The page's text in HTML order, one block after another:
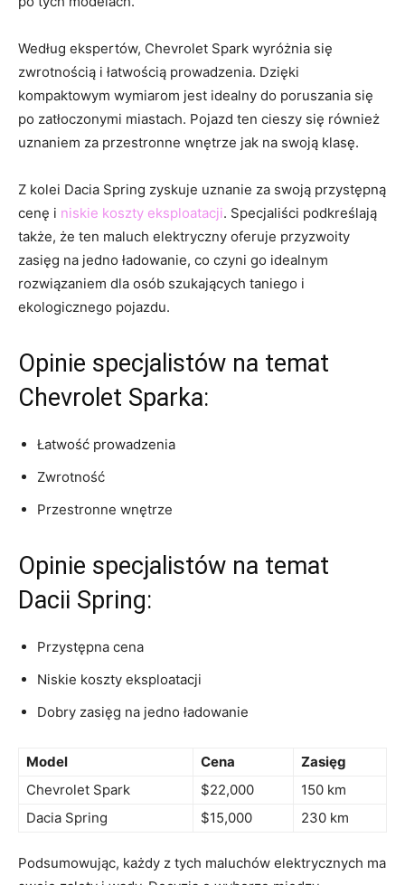
Według ​ekspertów, ​Chevrolet Spark wyróżnia⁣ się
⁣zwrotnością i łatwością prowadzenia.​ Dzięki
kompaktowym wymiarom jest idealny do poruszania się
⁢po zatłoczonymi miastach. Pojazd⁢ ten cieszy się również
uznaniem ⁣za ‌przestronne wnętrze jak na swoją klasę.
Z kolei Dacia Spring ​zyskuje‌ uznanie ​za swoją​ przystępną​
cenę i niskie koszty eksploatacji. Specjaliści podkreślają
także, że ten maluch elektryczny oferuje ‌przyzwoity
‍zasięg na​ jedno‍ ładowanie, co​ czyni go idealnym⁢
rozwiązaniem dla osób szukających⁣ taniego i
ekologicznego ​pojazdu.
Opinie specjalistów na temat‍
Chevrolet Sparka:
Łatwość prowadzenia
Zwrotność
Przestronne wnętrze
Opinie ​specjalistów na temat
‌Dacii Spring:
Przystępna cena
Niskie koszty​ eksploatacji
Dobry zasięg⁢ na jedno ładowanie
Model Cena
Zasięg
Chevrolet Spark
$22,000
150 km
Dacia Spring
$15,000 230 km
Podsumowując, każdy z tych maluchów elektrycznych ‌ma